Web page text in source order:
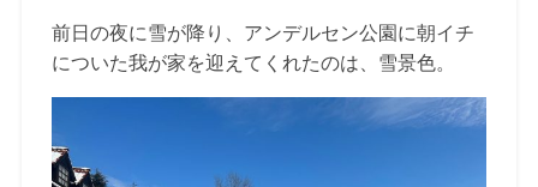
前日の夜に雪が降り、アンデルセン公園に朝イチ
についた我が家を迎えてくれたのは、雪景色。